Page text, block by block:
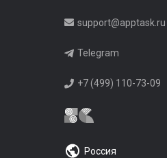
support@apptask.ru
Telegram
+7 (499) 110-73-09
Россия